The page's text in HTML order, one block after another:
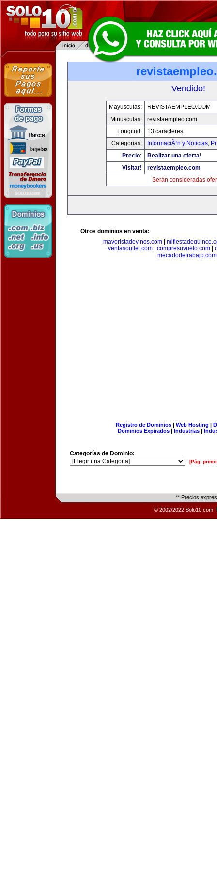
Vendido!
Mayusculas:
REVISTAEMPLEO.COM
Minusculas:
revistaempleo.com
Longitud:
13 caracteres
Categorias:
InformaciÃ³n y Noticias,
Precio:
Realizar una oferta!
Visitar!
revistaempleo.com
Serán consideradas
Otros dominios en venta:
mayoristadevinos.com
ventasoutlet.com
compresuvuelo.com
mecadodetrabajo.com
Registro de Dominios| Web Hosting |
Dominios Expirados | Industrias |
Categorías de Dominio:
[Pág.
** Precios
© 2002/2022 Solo10.com